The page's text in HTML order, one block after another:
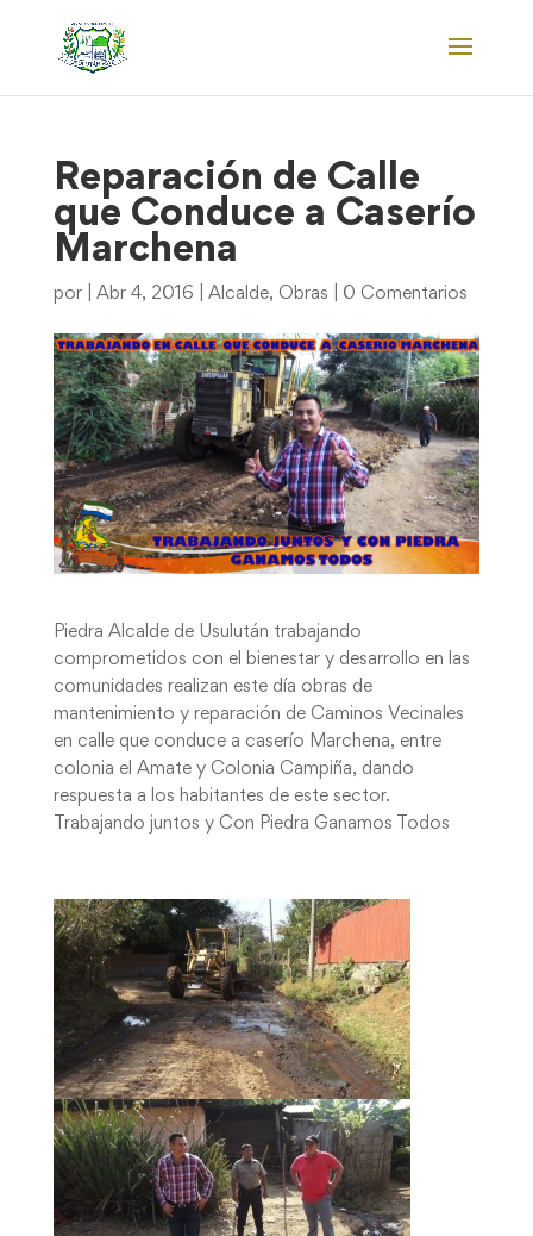
Reparación de Calle
que Conduce a Caserío
Marchena
por Abr 4, 2016 Alcalde, Obras 0 Comentarios
Piedra Alcalde de Usulután trabajando
comprometidos con el bienestar y desarrollo en las
comunidades realizan este día obras de
mantenimiento y reparación de Caminos Vecinales
en calle que conduce a caserío Marchena, entre
colonia el Amate y Colonia Campiña, dando
respuesta a los habitantes de este sector.
Trabajando juntos y Con Piedra Ganamos Todos